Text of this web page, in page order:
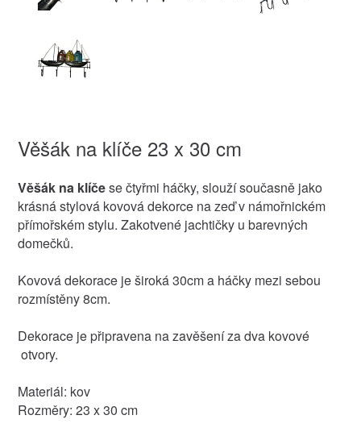
Věšák na klíče 23 x 30 cm
Věšák na klíčese čtyřmi háčky, slouží současně jako
krásná stylová kovová dekorce na zeď v námořnickém
přímořském stylu. Zakotvené jachtičky u barevných
domečků.
Kovová dekorace je široká 30cm a háčky mezi sebou
rozmístěny 8cm.
Dekorace je připravena na zavěšení za dva kovové
otvory.
Materiál: kov
Rozměry: 23 x 30 cm